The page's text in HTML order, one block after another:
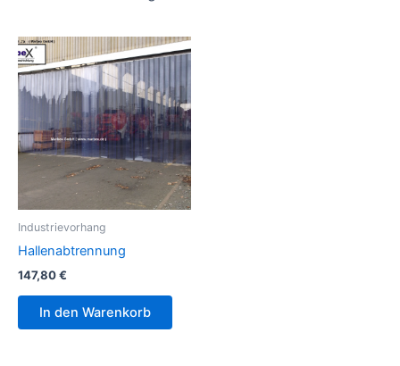
Industrievorhang
Hallenabtrennung
147,80€
In den Warenkorb